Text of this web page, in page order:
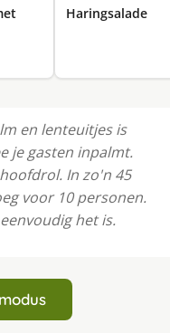
Haringsalade
en lenteuitjes is
je gasten inpalmt.
In zo'n 45
voor 10 personen.
het is.